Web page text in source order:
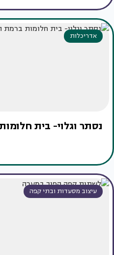
אדריכלות
נסתר וגלוי- בית
עיצוב מסעדות ובתי קפה